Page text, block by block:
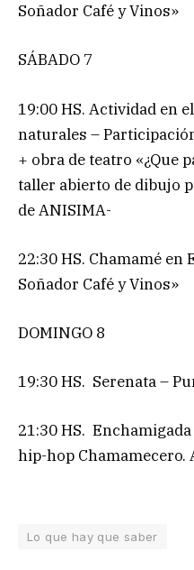
Soñador Café y Vinos»
SÁBADO 7
19:00 HS. Actividad en
naturales –
+ obra de teatro «¿Que
taller abierto de dibujo
de ANISIMA-
22:30 HS. Chamamé en
Soñador Café y Vinos»
DOMINGO 8
19:30 HS. Serenata –
21:30 HS.
hip-hop Chamamecero.
Lo que hay que saber